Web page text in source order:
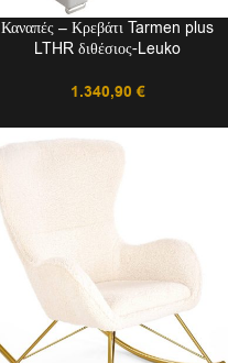
Καναπές – Κρεβάτι Tarmen plus
LTHR διθέσιος-Leuko
1.340,90 €